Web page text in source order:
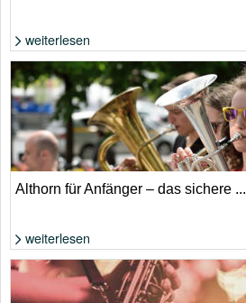
Foto: Shutterstock von KPG_Payless
weiterlesen
Foto: Shutterstock von astudio
Althorn für Anfänger – das sichere ...
weiterlesen